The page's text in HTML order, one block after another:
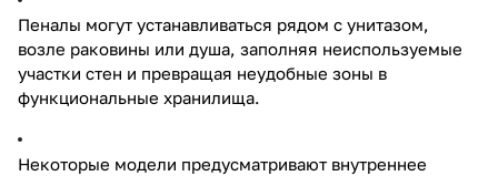
Пеналы могут устанавливаться рядом с унитазом,
возле раковины или душа, заполняя неиспользуемые
участки стен и превращая неудобные зоны в
функциональные хранилища.
Некоторые модели предусматривают внутреннее